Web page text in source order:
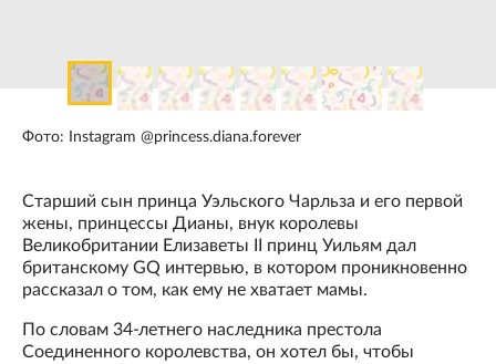
Фото: Instagram @princess.diana.forever
Старший сын принца Уэльского Чарльза и его первой
жены, принцессы Дианы, внук королевы
Великобритании Елизаветы II принц Уильям дал
британскому GQ интервью, в котором проникновенно
рассказал о том, как ему не хватает мамы.
По словам 34-летнего наследника престола
Соединенного королевства, он хотел бы, чтобы